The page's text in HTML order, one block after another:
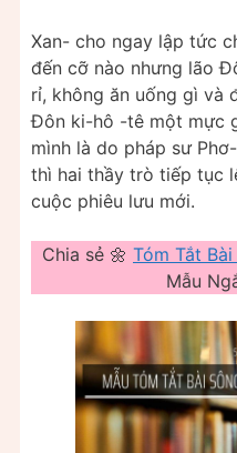
Xan- cho ngay lập tức
đến cỡ nào nhưng lão
rỉ, không ăn uống gì và
Đôn ki-hô -tê một mực
mình là do pháp sư
thì hai thầy trò tiếp tục
cuộc phiêu lưu mới.
Chia sẻ 🌼 Tóm Tắt
Mẫu